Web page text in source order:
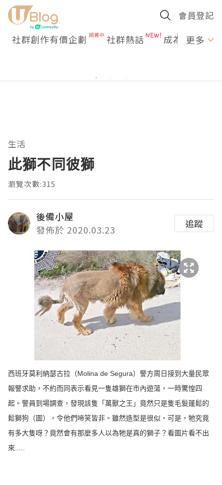
會員登記
社群創作有價企劃 社群熱話 成為U更多
生活
此獅不同彼獅
瀏覽次數:315
後備小屋
發佈於 2020.03.23
追蹤
西班牙莫利納瑟古拉（Molina de Segura）警方周日接到大量民眾
報警求助，不約而同表示看見一隻雄獅在市內遊蕩，一時驚惶四
起。警員到場調查，發現該隻「萬獸之王」竟然只是隻毛髮蓬鬆的
鬆獅狗（圖），令他們啼笑皆非。雖然造型是很似，可是，牠究竟
有多大隻呀？竟然會有那麼多人以為牠是真的獅子？看圖片看不出
來.....